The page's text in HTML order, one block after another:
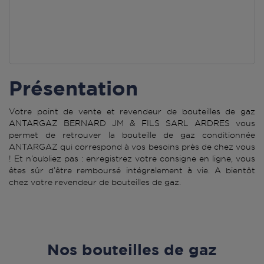
Présentation
Votre point de vente et revendeur de bouteilles de gaz
ANTARGAZ BERNARD JM & FILS SARL ARDRES vous
permet de retrouver la bouteille de gaz conditionnée
ANTARGAZ qui correspond à vos besoins près de chez vous
! Et n’oubliez pas : enregistrez votre consigne en ligne, vous
êtes sûr d’être remboursé intégralement à vie. A bientôt
chez votre revendeur de bouteilles de gaz.
Nos bouteilles de gaz